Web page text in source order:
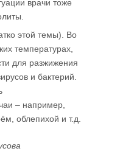
врачи тоже
этой темы). Во
температурах,
для разжижения
и бактерий.
– например,
облепихой и т.д.